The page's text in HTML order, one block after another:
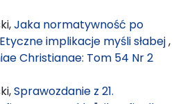
Jaka normatywność po
implikacje myśli słabej,
Christianae: Tom 54 Nr 2
Sprawozdanie z 21.